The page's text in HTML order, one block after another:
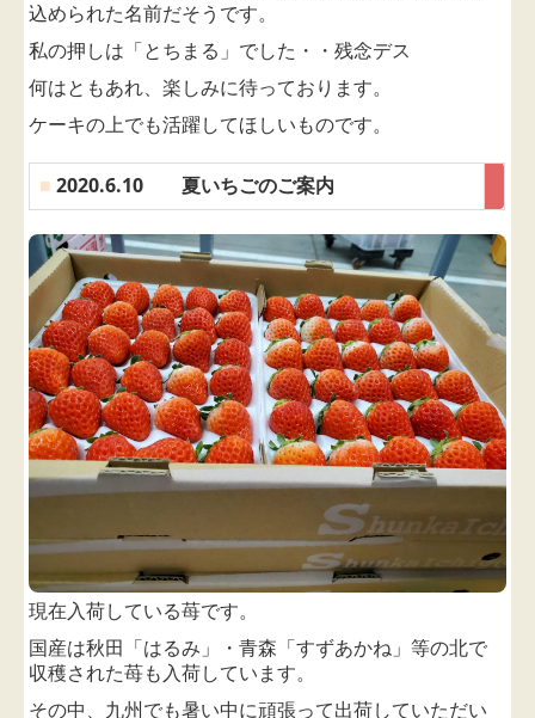
込められた名前だそうです。
私の押しは「とちまる」でした・・残念デス
何はともあれ、楽しみに待っております。
ケーキの上でも活躍してほしいものです。
■ 2020.6.10 夏いちごのご案内
現在入荷している苺です。
国産は秋田「はるみ」・青森「すずあかね」等の北で
収穫された苺も入荷しています。
その中、九州でも暑い中に頑張って出荷していただい